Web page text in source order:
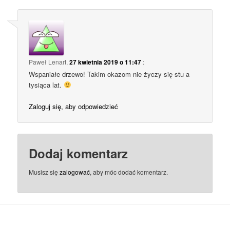
Paweł Lenart,27 kwietnia 2019 o 11:47 :
Wspaniałe drzewo! Takim okazom nie życzy się stu a
tysiąca lat.
Zaloguj się, aby odpowiedzieć
Dodaj komentarz
Musisz sięzalogować, aby móc dodać komentarz.